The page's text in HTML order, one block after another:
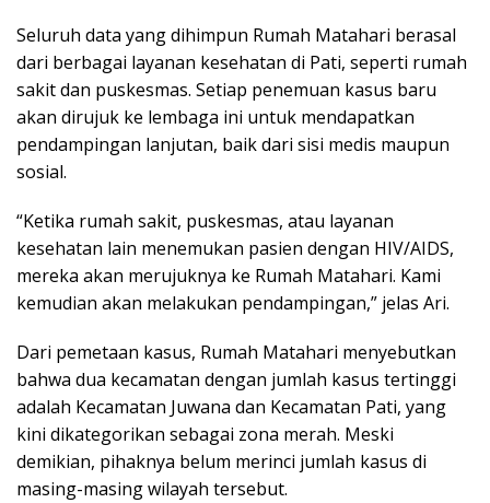
Seluruh data yang dihimpun Rumah Matahari berasal
dari berbagai layanan kesehatan di Pati, seperti rumah
sakit dan puskesmas. Setiap penemuan kasus baru
akan dirujuk ke lembaga ini untuk mendapatkan
pendampingan lanjutan, baik dari sisi medis maupun
sosial.
“Ketika rumah sakit, puskesmas, atau layanan
kesehatan lain menemukan pasien dengan HIV/AIDS,
mereka akan merujuknya ke Rumah Matahari. Kami
kemudian akan melakukan pendampingan,” jelas Ari.
Dari pemetaan kasus, Rumah Matahari menyebutkan
bahwa dua kecamatan dengan jumlah kasus tertinggi
adalah Kecamatan Juwana dan Kecamatan Pati, yang
kini dikategorikan sebagai zona merah. Meski
demikian, pihaknya belum merinci jumlah kasus di
masing-masing wilayah tersebut.